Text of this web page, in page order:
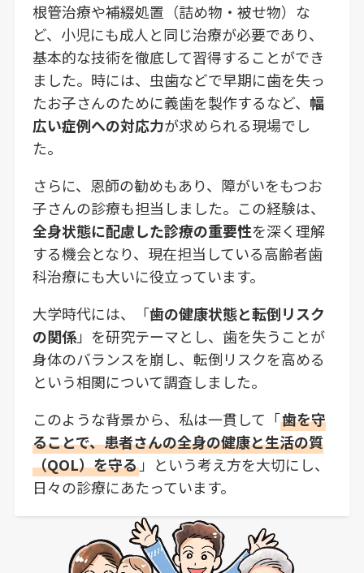
根管治療や補綴処置（詰め物・被せ物）な
ど、小児にも成人と同じ治療が必要であり、
基本的な技術を徹底して習得することができ
ました。時には、虫歯などで早期に歯を失っ
たお子さんのために義歯を製作するなど、 幅
広い症例への対応力が求められる現場でし
た。
さらに、恩師の勧めもあり、障がいをもつお
子さんの診療も担当しました。この経験は、
全身状態に配慮した診療の重要性を深く理解
する機会となり、現在担当している高齢者歯
科治療にも大いに役立っています。
大学時代には、「歯の健康状態と転倒リスク
の関係」を研究テーマとし、歯を失うことが
身体のバランスを崩し、転倒リスクを高める
という相関について調査しました。
このような背景から、私は一貫して「歯を守
ることで、患者さんの全身の健康と生活の質
（QOL）を守る 」という考え方を大切にし、
日々の診療にあたっています。